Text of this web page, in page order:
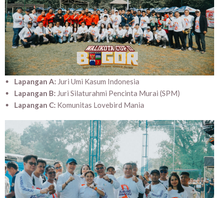
Lapangan A: Juri Umi Kasum Indonesia
Lapangan B: Juri Silaturahmi Pencinta Murai (SPM)
Lapangan C: Komunitas Lovebird Mania